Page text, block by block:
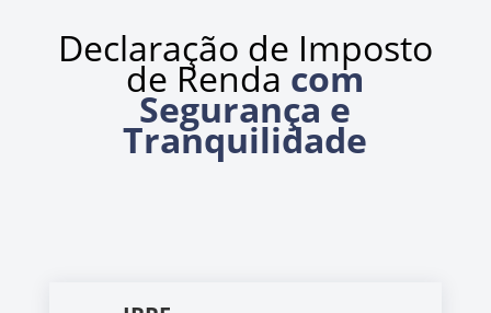
Declaração de Imposto
de Renda com
Segurança e
Tranquilidade